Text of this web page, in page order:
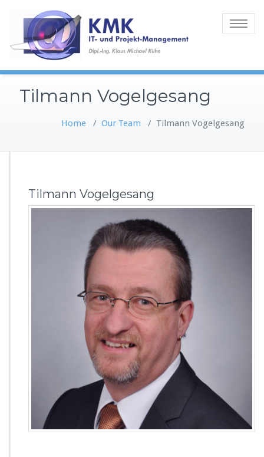
Toggle
Tilmann Vogelgesang
Home / Our Team / Tilmann Vogelgesang
Tilmann Vogelgesang